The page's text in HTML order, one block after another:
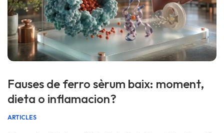
Fauses de ferro sèrum baix: moment,
dieta o inflamacion?
ARTICLES